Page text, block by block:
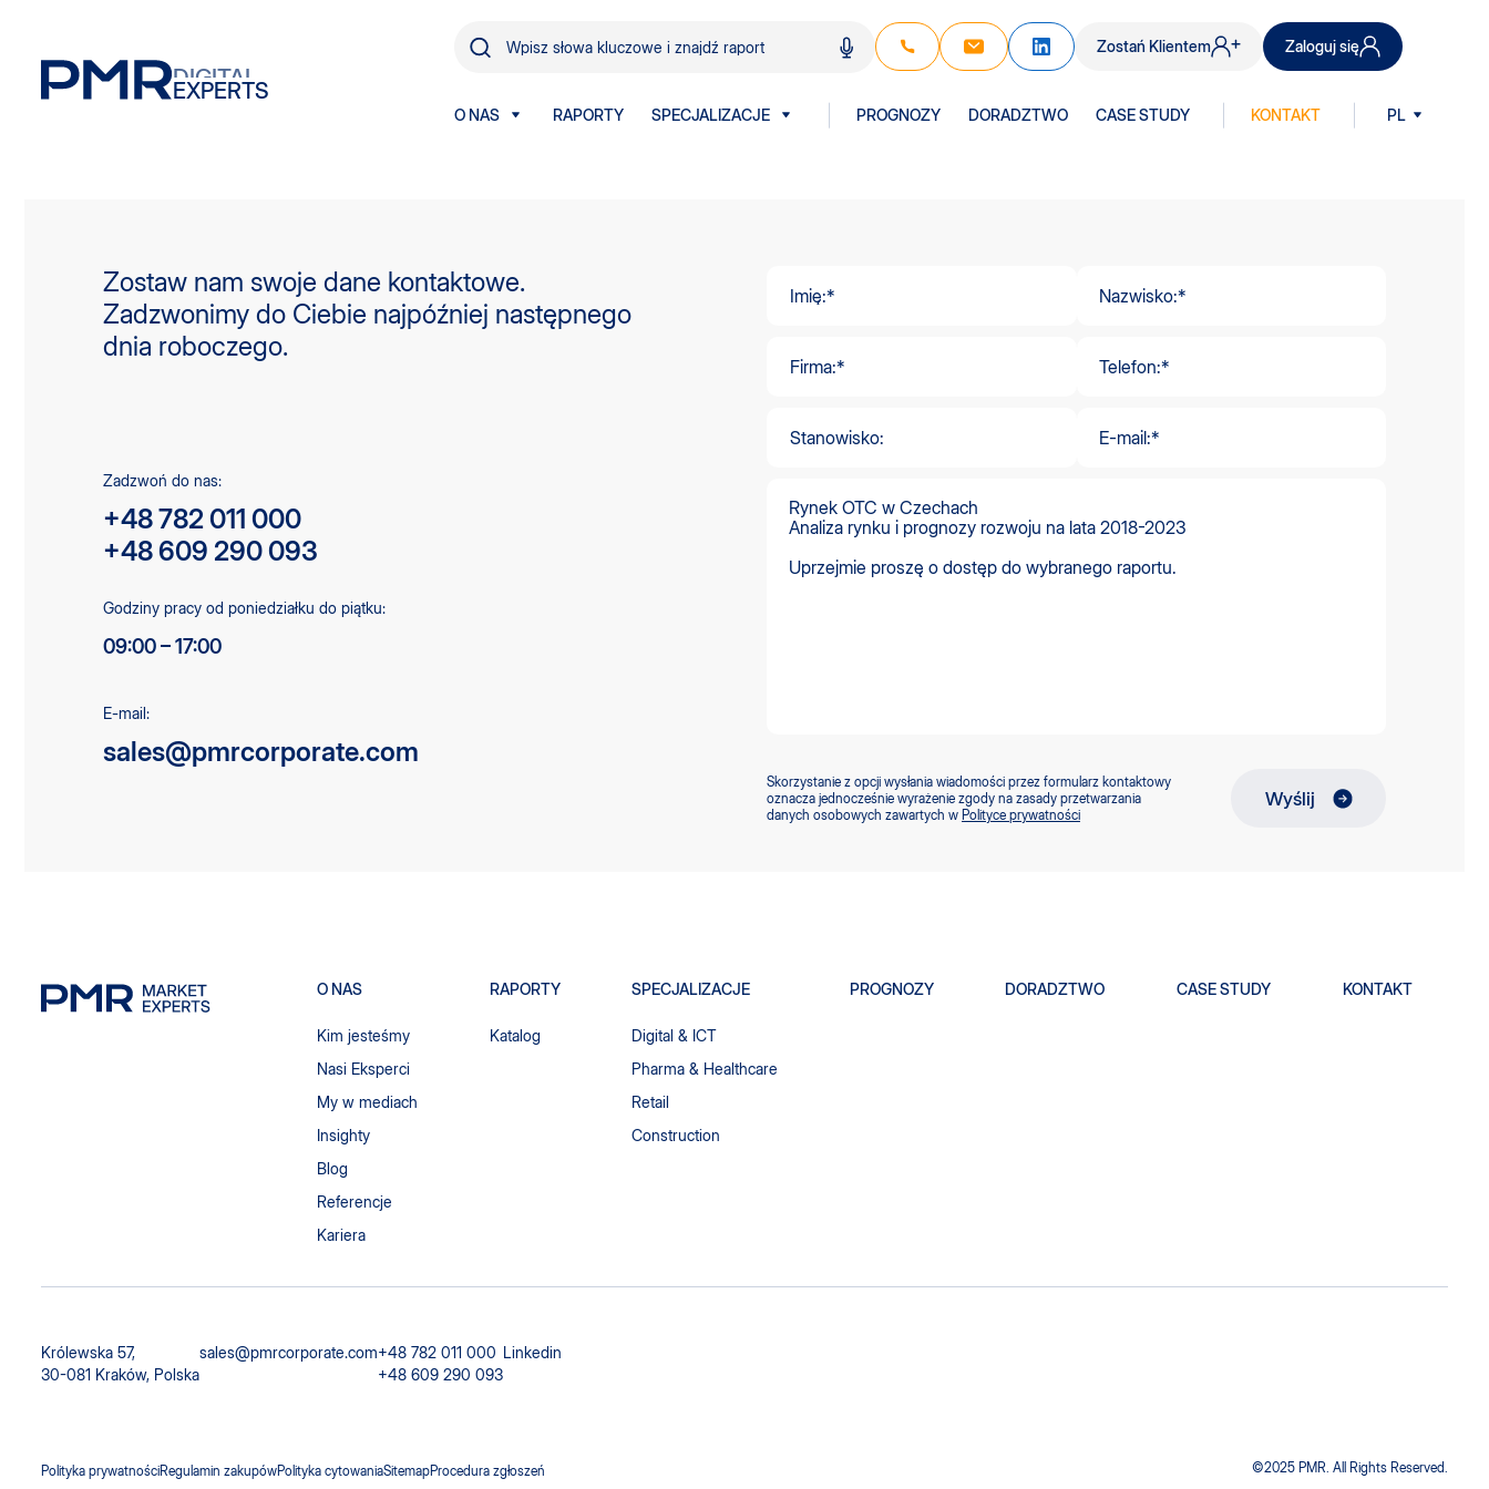
DIGITAL
EXPERTS
Zostań Klientem Zaloguj się
O NAS RAPORTY SPECJALIZACJE PROGNOZY DORADZTWO CASE STUDY KONTAKT PL
Zostaw nam swoje dane kontaktowe.
Zadzwonimy do Ciebie najpóźniej następnego
dnia roboczego.
Zadzwoń do nas:
+48 782 011 000
+48 609 290 093
Godziny pracy od poniedziałku do piątku:
09:00 – 17:00
E-mail:
sales@pmrcorporate.com
Skorzystanie z opcji wysłania wiadomości przez formularz kontaktowy
oznacza jednocześnie wyrażenie zgody na zasady przetwarzania
danych osobowych zawartych w Polityce prywatności
Wyślij
O NAS
Kim jesteśmy
Nasi Eksperci
My w mediach
Insighty
Blog
Referencje
Kariera
RAPORTY
Katalog
SPECJALIZACJE
Digital & ICT
Pharma & Healthcare
Retail
Construction
PROGNOZY DORADZTWO CASE STUDY KONTAKT
Królewska 57,
30-081 Kraków, Polska
sales@pmrcorporate.com+48 782 011 000
+48 609 290 093
Linkedin
Polityka prywatnościRegulamin zakupówPolityka cytowaniaSitemapProcedura zgłoszeń ©2025 PMR. All Rights Reserved.